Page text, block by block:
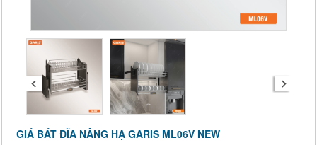
GIÁ BÁT ĐĨA NÂNG HẠ GARIS ML06V NEW